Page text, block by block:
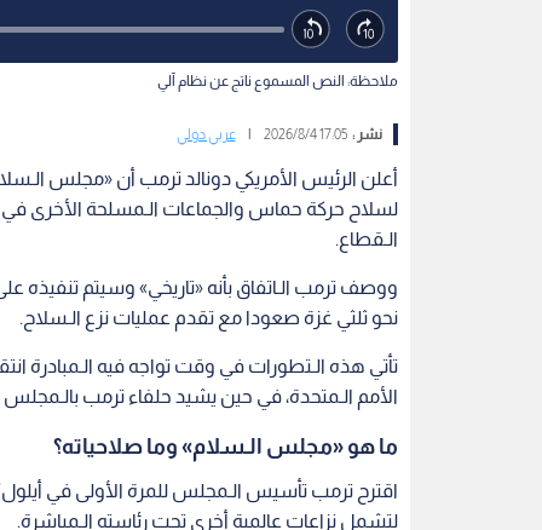
ملاحظة: النص المسموع ناتج عن نظام آلي
نشر :17:05 2026/8/4 عربي دولي
أعلن الرئيس الأمريكي دونالد ترمب أن «مجلس
لسلاح حركة حماس والجماعات الـمسلحة الأخرى
الـقطاع.
ووصف ترمب الـاتفاق بأنه «تاريخي» وسيتم تنفيذه
نحو ثلثي غزة صعودا مع تقدم عمليات نزع الـسلاح.
تأتي هذه الـتطورات في وقت تواجه فيه الـمبادرة
الأمم الـمتحدة، في حين يشيد حلفاء ترمب بالـمجلس
ما هو «مجلس الـسلام» وما صلاحياته؟
اقترح ترمب تأسيس الـمجلس للمرة الأولى في
لتشمل نزاعات عالمية أخرى تحت رئاسته الـمباشرة.